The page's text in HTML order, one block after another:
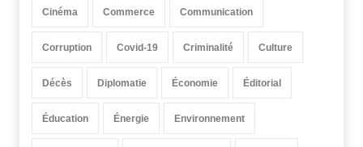
Cinéma Commerce Communication
Corruption Covid-19 Criminalité Culture
Décès Diplomatie Économie Éditorial
Éducation Énergie Environnement